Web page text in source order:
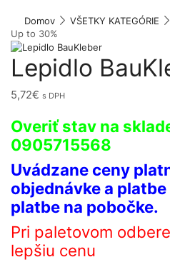
Domov VŠETKY KATEGÓRIE
Up to 30%
Lepidlo
5,72€ s DPH
Overiť stav na
0905715568
Uvádzane ceny
objednávke a platbe
platbe na pobočke.
Pri paletovom
lepšiu cenu